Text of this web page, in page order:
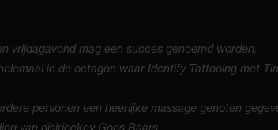
vrijdagavond mag een succes genoemd worden.
in de octagon waar Identify Tattooing met
personen een heerlijke massage genoten
van diskjockey Goos Baars.